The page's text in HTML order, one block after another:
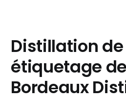
Distillation
étiquetage
Bordeaux